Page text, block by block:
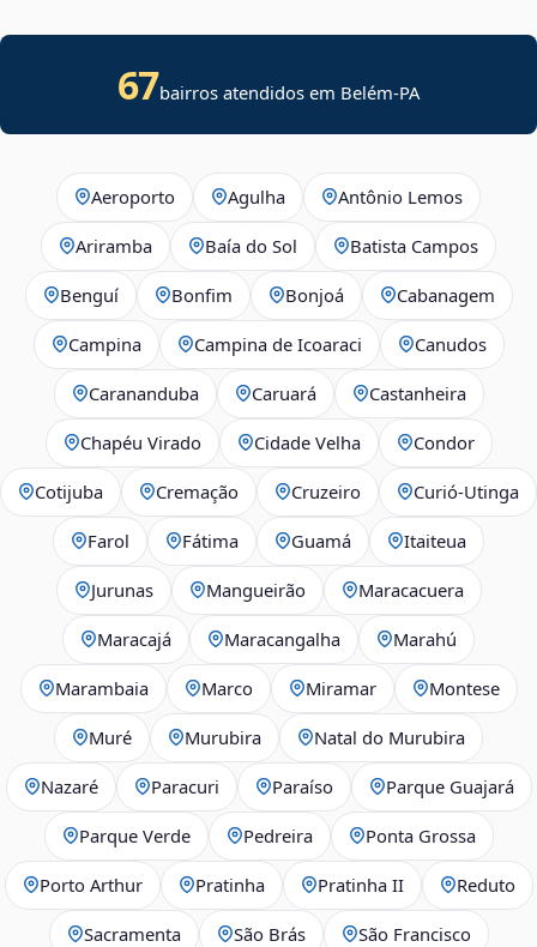
67bairros atendidos em Belém-PA
Aeroporto Agulha Antônio Lemos
Ariramba Baía do Sol Batista Campos
Benguí Bonfim Bonjoá Cabanagem
Campina Campina de Icoaraci Canudos
Carananduba Caruará Castanheira
Chapéu Virado Cidade Velha Condor
Cotijuba Cremação Cruzeiro Curió-Utinga
Farol Fátima Guamá Itaiteua
Jurunas Mangueirão Maracacuera
Maracajá Maracangalha Marahú
Marambaia Marco Miramar Montese
Muré Murubira Natal do Murubira
Nazaré Paracuri Paraíso Parque Guajará
Parque Verde Pedreira Ponta Grossa
Porto Arthur Pratinha Pratinha II Reduto
Sacramenta São Brás São Francisco